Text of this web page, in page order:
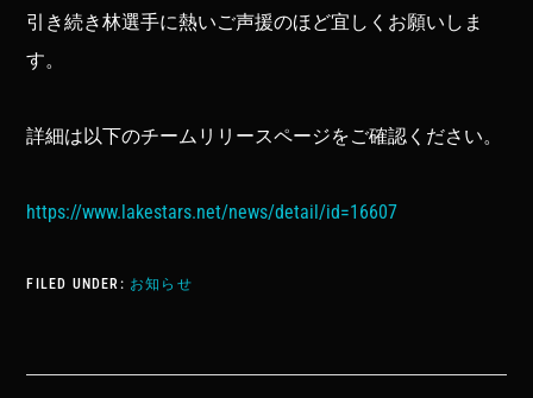
引き続き林選手に熱いご声援のほど宜しくお願いしま
す。
詳細は以下のチームリリースページをご確認ください。
https://www.lakestars.net/news/detail/id=16607
FILED UNDER: お知らせ